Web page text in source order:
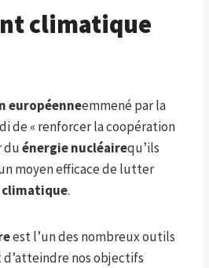
climatique
européenneemmené par la
de « renforcer la coopération
duénergie nucléairequ’ils
moyen efficace de lutter
climatique.
est l’un des nombreux outils
nos objectifs